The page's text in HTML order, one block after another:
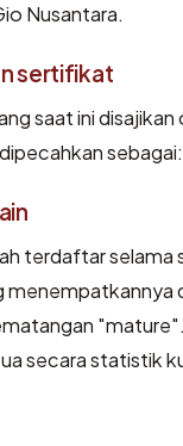
Nusantara.
sertifikat
saat ini disajikan
dipecahkan
terdaftar selama
menempatkannya
secara statistik